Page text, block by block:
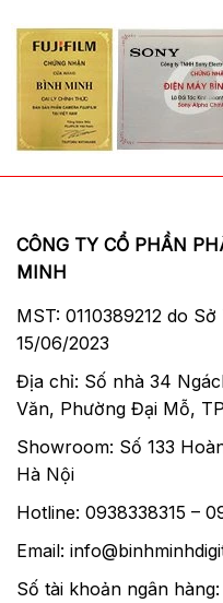
CÔNG TY CỔ PHẦN
MINH
MST: 0110389212 do
15/06/2023
Địa chỉ: Số nhà 34
Văn, Phường Đại Mỗ,
Showroom: Số 133
Hà Nội
Hotline: 0938338315 –
Email:
Số tài khoản ngân